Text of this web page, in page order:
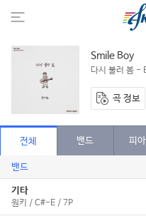
Smile Boy
다시 불러 봄 -
곡 정보
전체 밴드 피
밴드
기타
원키 / C#-E / 7P